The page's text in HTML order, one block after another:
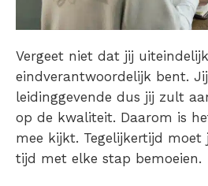
Vergeet niet dat jij uiteindelijk
eindverantwoordelijk bent.
leidinggevende dus jij zult
op de kwaliteit. Daarom is
mee kijkt. Tegelijkertijd moet
tijd met elke stap bemoeien.